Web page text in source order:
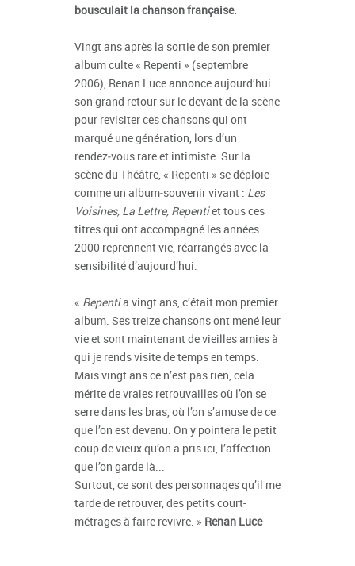
bousculait la chanson française.
Vingt ans après la sortie de son premier
album culte « Repenti » (septembre
2006), Renan Luce annonce aujourd’hui
son grand retour sur le devant de la scène
pour revisiter ces chansons qui ont
marqué une génération, lors d’un
rendez‑vous rare et intimiste. Sur la
scène du Théâtre, « Repenti » se déploie
comme un album‑souvenir vivant : Les
Voisines, La Lettre, Repentiet tous ces
titres qui ont accompagné les années
2000 reprennent vie, réarrangés avec la
sensibilité d’aujourd’hui.
« Repentia vingt ans, c’était mon premier
album. Ses treize chansons ont mené leur
vie et sont maintenant de vieilles amies à
qui je rends visite de temps en temps.
Mais vingt ans ce n’est pas rien, cela
mérite de vraies retrouvailles où l’on se
serre dans les bras, où l’on s’amuse de ce
que l’on est devenu. On y pointera le petit
coup de vieux qu’on a pris ici, l’affection
que l’on garde là...
Surtout, ce sont des personnages qu’il me
tarde de retrouver, des petits court-
métrages à faire revivre. » Renan Luce